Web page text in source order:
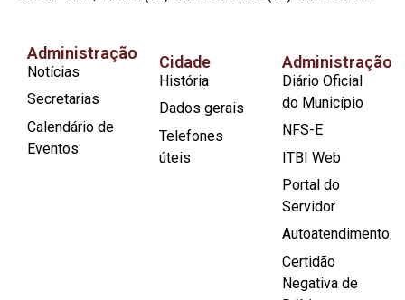
Administração
Notícias
Secretarias
Calendário de
Eventos
Cidade
História
Dados gerais
Telefones
úteis
Administração
Diário Oficial
do Município
NFS-E
ITBI Web
Portal do
Servidor
Autoatendimento
Certidão
Negativa de